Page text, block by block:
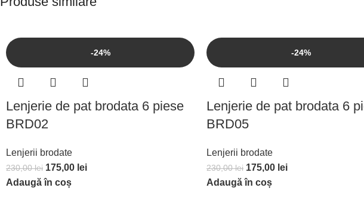
-24%
Lenjerie de pat brodata 6 piese
BRD02
Lenjerii brodate
230,00lei 175,00 lei
Adaugă în coș
-24%
Lenjerie de pat brodata 6
BRD05
Lenjerii brodate
230,00lei 175,00 lei
Adaugă în coș